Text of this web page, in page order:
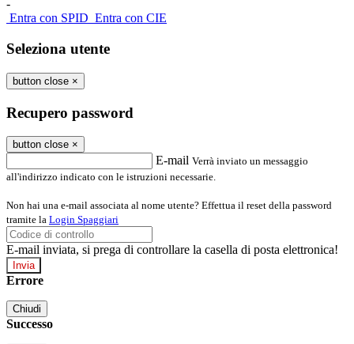
-
Entra con SPID Entra con CIE
Seleziona utente
button close ×
Recupero password
button close ×
E-mail Verrà inviato un messaggio
all'indirizzo indicato con le istruzioni necessarie.
Non hai una e-mail associata al nome utente? Effettua il reset della password
tramite la Login Spaggiari
E-mail inviata, si prega di controllare la casella di posta elettronica!
Errore
Chiudi
Successo